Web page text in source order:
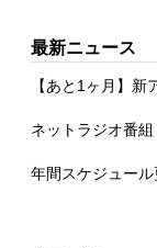
最新ニュース
ネットラジオ番
年間スケジュール